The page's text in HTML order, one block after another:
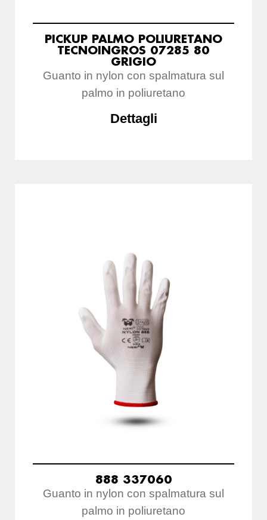
PICKUP PALMO POLIURETANO
TECNOINGROS 07285 80
GRIGIO
Guanto in nylon con spalmatura sul
palmo in poliuretano
Dettagli
888 337060
Guanto in nylon con spalmatura sul
palmo in poliuretano